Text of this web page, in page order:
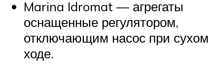
Marina Idromat — агрегаты
оснащенные регулятором,
отключающим насос при сухом
ходе.